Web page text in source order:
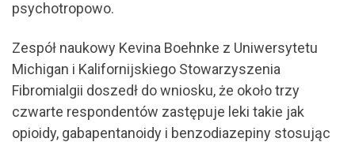
psychotropowo.
Zespół naukowy Kevina Boehnke z Uniwersytetu
Michigan i Kalifornijskiego Stowarzyszenia
Fibromialgii doszedł do wniosku, że około trzy
czwarte respondentów zastępuje leki takie jak
opioidy, gabapentanoidy i benzodiazepiny stosując